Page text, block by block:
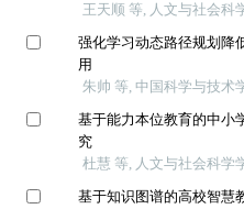
王天顺 等, 人文与社会科
强化学习动态路径规划降
用
朱帅 等, 中国科学与技术
基于能力本位教育的中小
究
杜慧 等, 人文与社会科学
基于知识图谱的高校智慧